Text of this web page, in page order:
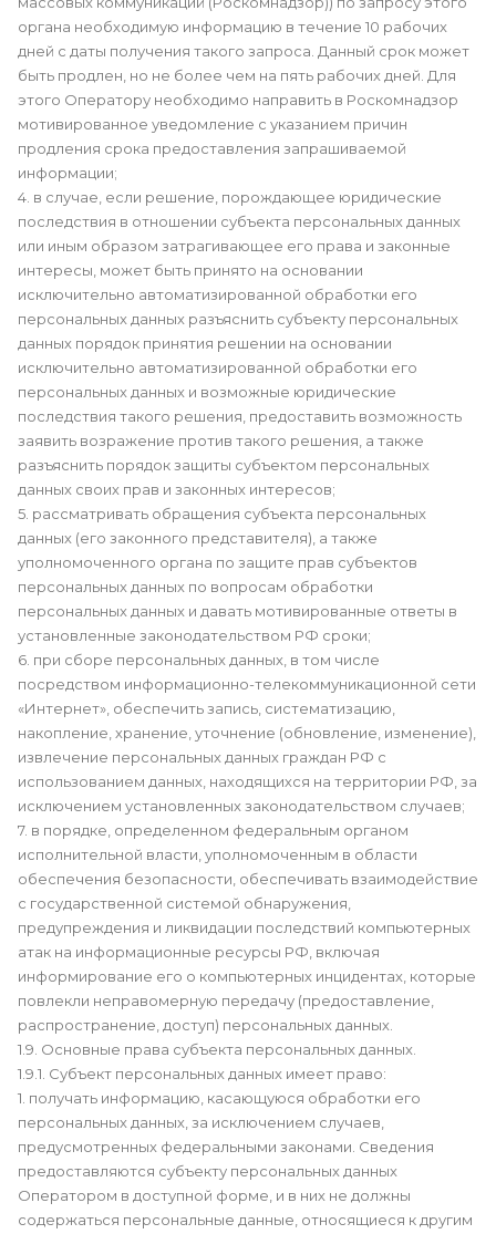
органа необходимую информацию в течение 10 рабочих
дней с даты получения такого запроса. Данный срок может
быть продлен, но не более чем на пять рабочих дней. Для
этого Оператору необходимо направить в Роскомнадзор
мотивированное уведомление с указанием причин
продления срока предоставления запрашиваемой
информации;
4. в случае, если решение, порождающее юридические
последствия в отношении субъекта персональных данных
или иным образом затрагивающее его права и законные
интересы, может быть принято на основании
исключительно автоматизированной обработки его
персональных данных разъяснить субъекту персональных
данных порядок принятия решении на основании
исключительно автоматизированной обработки его
персональных данных и возможные юридические
последствия такого решения, предоставить возможность
заявить возражение против такого решения, а также
разъяснить порядок защиты субъектом персональных
данных своих прав и законных интересов;
5. рассматривать обращения субъекта персональных
данных (его законного представителя), а также
уполномоченного органа по защите прав субъектов
персональных данных по вопросам обработки
персональных данных и давать мотивированные ответы в
установленные законодательством РФ сроки;
6. при сборе персональных данных, в том числе
посредством информационно-телекоммуникационной сети
«Интернет», обеспечить запись, систематизацию,
накопление, хранение, уточнение (обновление, изменение),
извлечение персональных данных граждан РФ с
использованием данных, находящихся на территории РФ, за
исключением установленных законодательством случаев;
7. в порядке, определенном федеральным органом
исполнительной власти, уполномоченным в области
обеспечения безопасности, обеспечивать взаимодействие
с государственной системой обнаружения,
предупреждения и ликвидации последствий компьютерных
атак на информационные ресурсы РФ, включая
информирование его о компьютерных инцидентах, которые
повлекли неправомерную передачу (предоставление,
распространение, доступ) персональных данных.
1.9. Основные права субъекта персональных данных.
1.9.1. Субъект персональных данных имеет право:
1. получать информацию, касающуюся обработки его
персональных данных, за исключением случаев,
предусмотренных федеральными законами. Сведения
предоставляются субъекту персональных данных
Оператором в доступной форме, и в них не должны
содержаться персональные данные, относящиеся к другим